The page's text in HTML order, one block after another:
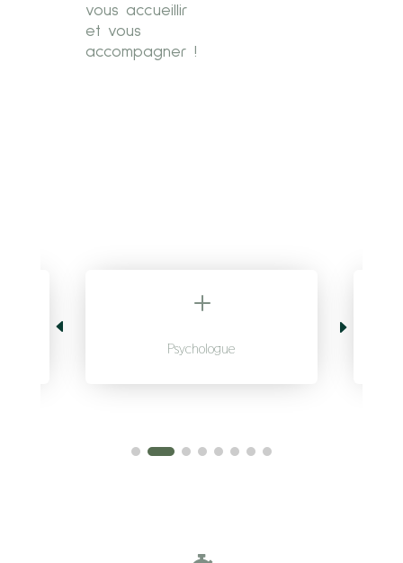
vous accueillir
et vous
accompagner !
L
Psychologue